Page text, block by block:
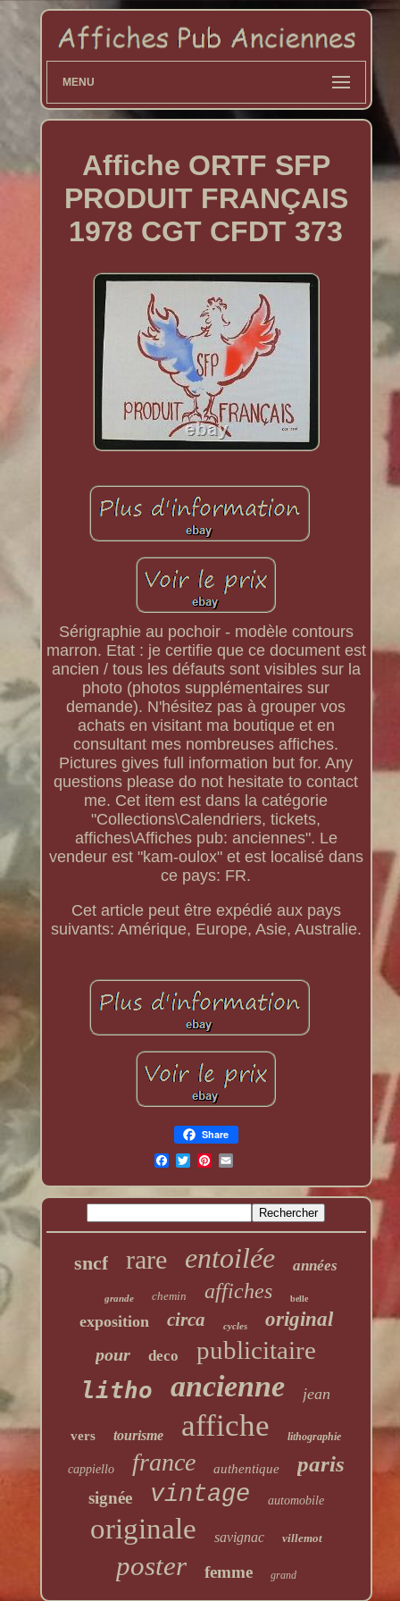
MENU
Affiche ORTF SFP
PRODUIT FRANÇAIS
1978 CGT CFDT 373
Sérigraphie au pochoir - modèle contours
marron. Etat : je certifie que ce document est
ancien / tous les défauts sont visibles sur la
photo (photos supplémentaires sur
demande). N'hésitez pas à grouper vos
achats en visitant ma boutique et en
consultant mes nombreuses affiches.
Pictures gives full information but for. Any
questions please do not hesitate to contact
me. Cet item est dans la catégorie
"Collections\Calendriers, tickets,
affiches\Affiches pub: anciennes". Le
vendeur est "kam-oulox" et est localisé dans
ce pays: FR.
Cet article peut être expédié aux pays
suivants: Amérique, Europe, Asie, Australie.
Share
sncf rare entoilée années
grande chemin affiches belle
exposition circa cycles original
pour deco publicitaire
litho ancienne jean
vers tourisme affiche lithographie
cappiello france authentique paris
signée vintage automobile
originale savignac villemot
poster femme grand